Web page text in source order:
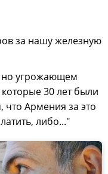
за нашу железную
но угрожающем
30 лет были
что Армения за это
либо..."